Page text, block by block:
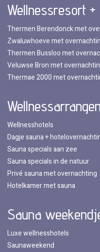
Wellnessresort +
Thermen Berendonck met
Zwaluwhoeve met
Thermen Bussloo met
Veluwse Bron met
Thermae 2000 met
Wellnesshotels
Dagje sauna +
Sauna specials aan zee
Sauna specials in de natuur
Privé sauna met overnachting
Hotelkamer met sauna
Sauna
Luxe wellnesshotels
Saunaweekend